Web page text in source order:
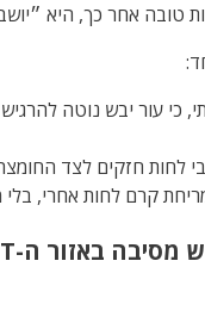
טובה אחר כך, היא
כי עור יבש נוטה
לחות חזקים לצד
קרם לחות אחרי,